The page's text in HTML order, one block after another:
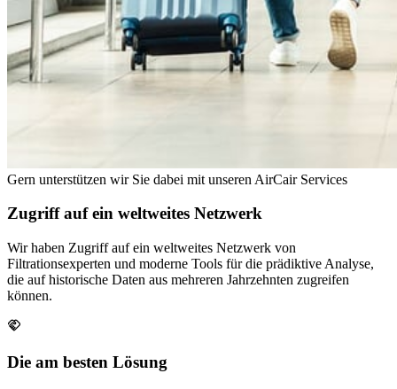
Gern unterstützen wir Sie dabei mit unseren AirCair Services
Zugriff auf ein weltweites Netzwerk
Wir haben Zugriff auf ein weltweites Netzwerk von
Filtrationsexperten und moderne Tools für die prädiktive Analyse,
die auf historische Daten aus mehreren Jahrzehnten zugreifen
können.
Die am besten Lösung